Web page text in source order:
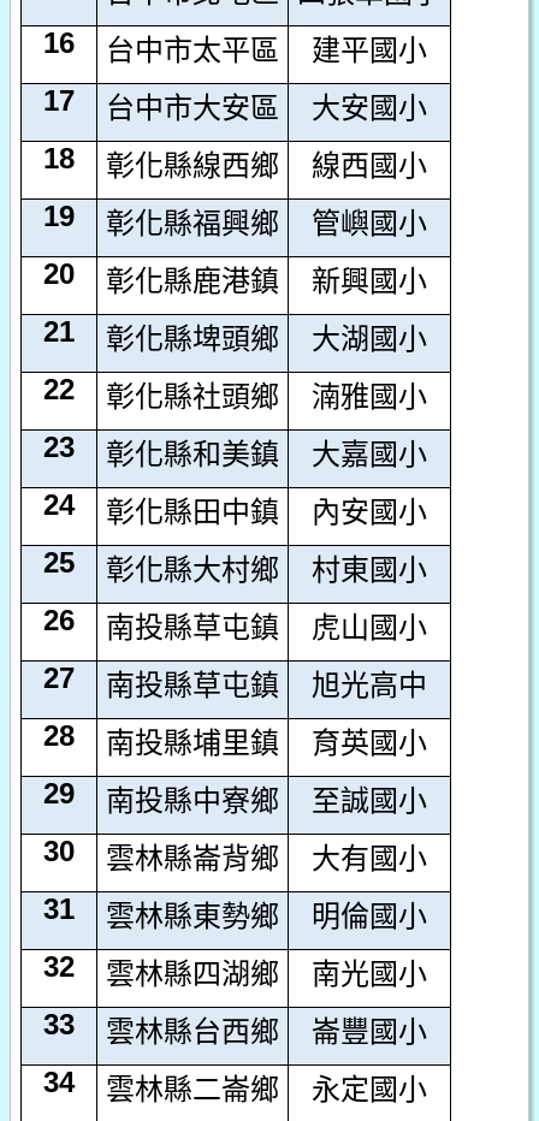
16
台中市太平區
建平國小
17
台中市大安區
大安國小
18
彰化縣線西鄉
線西國小
19
彰化縣福興鄉
管嶼國小
20
彰化縣鹿港鎮
新興國小
21
彰化縣埤頭鄉
大湖國小
22
彰化縣社頭鄉
湳雅國小
23
彰化縣和美鎮
大嘉國小
24
彰化縣田中鎮
內安國小
25
彰化縣大村鄉
村東國小
26
南投縣草屯鎮
虎山國小
27
南投縣草屯鎮
旭光高中
28
南投縣埔里鎮
育英國小
29
南投縣中寮鄉
至誠國小
30
雲林縣崙背鄉
大有國小
31
雲林縣東勢鄉
明倫國小
32
雲林縣四湖鄉
南光國小
33
雲林縣台西鄉
崙豐國小
34
雲林縣二崙鄉
永定國小